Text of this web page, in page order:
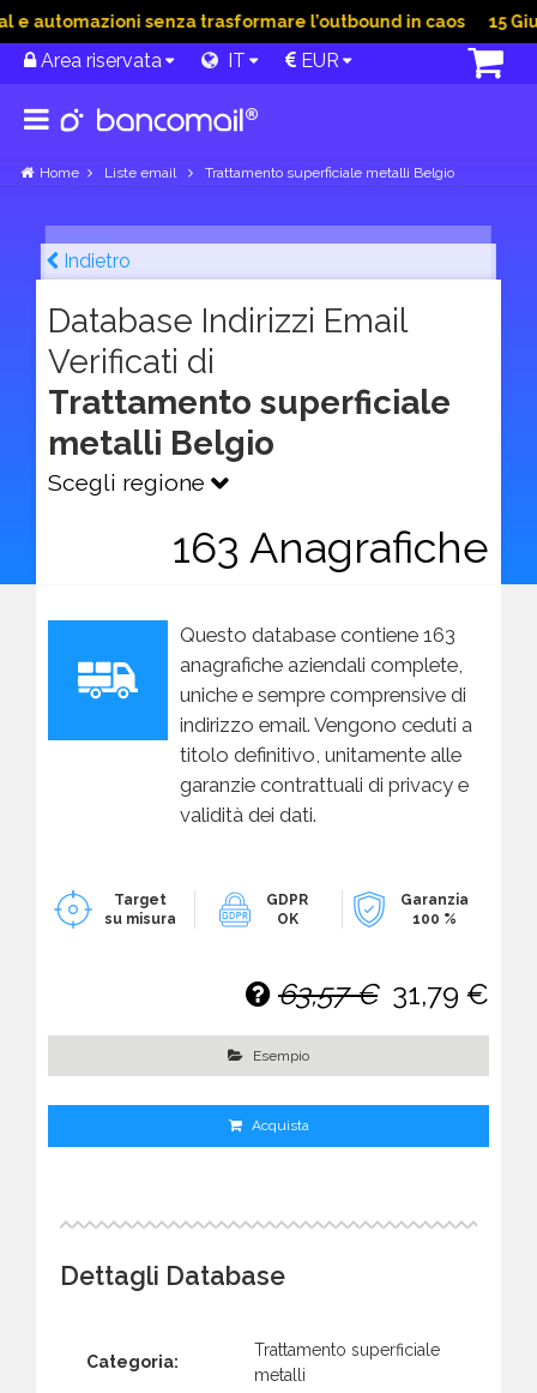
senza trasformare l’outbound in caos 15 Giu
Area riservata IT EUR
Home Liste email Trattamento superficiale metalli Belgio
Indietro
Database Indirizzi Email
Verificati di
Trattamento superficiale
metalli Belgio
Scegli regione
163 Anagrafiche
Questo database contiene 163
anagrafiche aziendali complete,
uniche e sempre comprensive di
indirizzo email. Vengono ceduti a
titolo definitivo, unitamente alle
garanzie contrattuali di privacy e
validità dei dati.
Target
su misura
GDPR
OK
Garanzia
100 %
63,57 € 31,79 €
Esempio
Acquista
Dettagli Database
Categoria:
Trattamento superficiale
metalli